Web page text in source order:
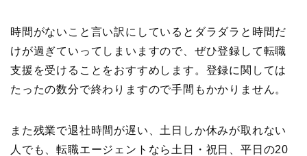
時間がないこと言い訳にしているとダラダラと時間だ
けが過ぎていってしまいますので、ぜひ登録して転職
支援を受けることをおすすめします。登録に関しては
たったの数分で終わりますので手間もかかりません。
また残業で退社時間が遅い、土日しか休みが取れない
人でも、転職エージェントなら土日・祝日、平日の20